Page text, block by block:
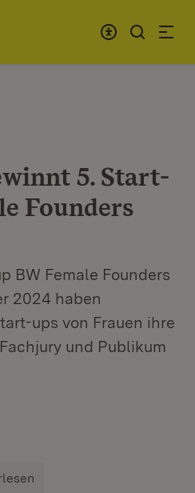
5. Start-
Founders
BW Female Founders
2024 haben
ups von Frauen ihre
und Publikum